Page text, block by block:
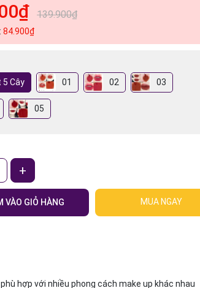
139.900₫
84.900₫
5 Cây
01 02 03
05
+
VÀO GIỎ HÀNG MUA NGAY
hợp với nhiều phong cách make up khác nhau